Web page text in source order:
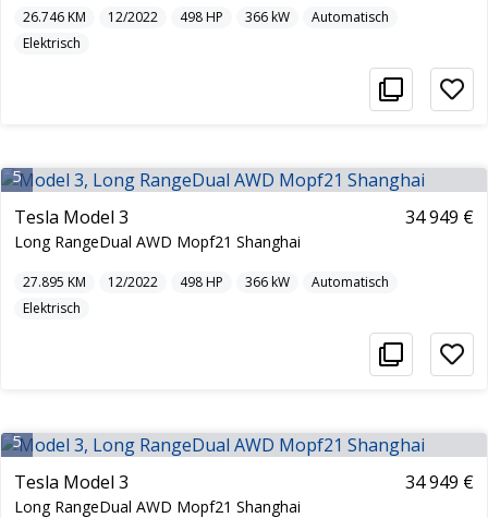
26.746KM 12/2022 498HP 366kW
Automatisch
Elektrisch
5
Tesla Model 3
Long RangeDual AWD Mopf21 Shanghai
34 949 €
27.895 KM 12/2022 498HP 366kW
Automatisch
Elektrisch
5
Tesla Model 3
Long RangeDual AWD Mopf21 Shanghai
34 949 €